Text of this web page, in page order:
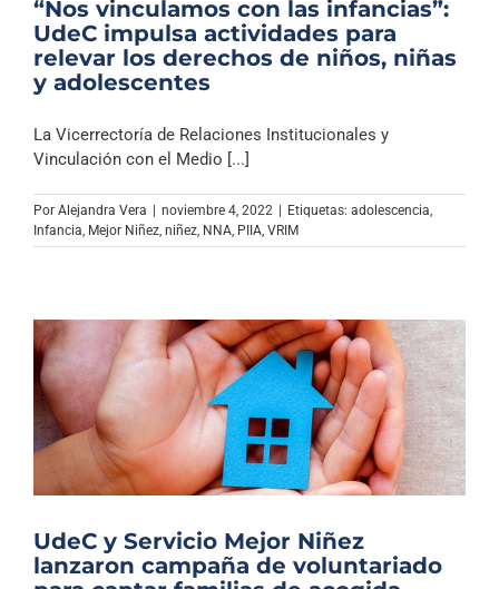
“Nos vinculamos con las infancias”:
UdeC impulsa actividades para
relevar los derechos de niños, niñas
y adolescentes
La Vicerrectoría de Relaciones Institucionales y
Vinculación con el Medio [...]
Por Alejandra Vera noviembre 4, 2022 Etiquetas: adolescencia,
Infancia, Mejor Niñez, niñez, NNA, PIIA, VRIM
UdeC y Servicio Mejor Niñez
lanzaron campaña de voluntariado